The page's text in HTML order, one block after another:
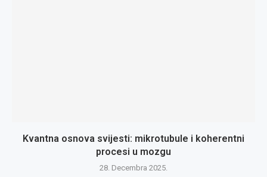
Kvantna osnova svijesti: mikrotubule i koherentni
procesi u mozgu
28. Decembra 2025.